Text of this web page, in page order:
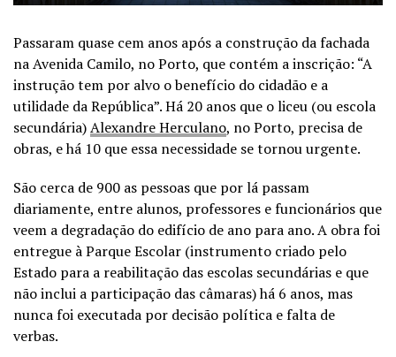
Passaram quase cem anos após a construção da fachada
na Avenida Camilo, no Porto, que contém a inscrição: “A
instrução tem por alvo o benefício do cidadão e a
utilidade da República”. Há 20 anos que o liceu (ou escola
secundária)Alexandre Herculano, no Porto, precisa de
obras, e há 10 que essa necessidade se tornou urgente.
São cerca de 900 as pessoas que por lá passam
diariamente, entre alunos, professores e funcionários que
veem a degradação do edifício de ano para ano. A obra foi
entregue à Parque Escolar (instrumento criado pelo
Estado para a reabilitação das escolas secundárias e que
não inclui a participação das câmaras) há 6 anos, mas
nunca foi executada por decisão política e falta de
verbas.